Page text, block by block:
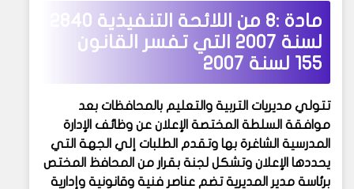
مادة :8 من
اللائحة التنفيذية 2840
لسنة 2007 التي تفسر القانون
155 لسنة 2007
تتولي مديريات التربية والتعليم بالمحافظات بعد
موافقة السلطة المختصة الإعلان عن وظائف الإدارة
المدرسية الشاغرة بها وتقدم الطلبات إلي الجهة التي
يحددها الإعلان وتشكل لجنة بقرار من المحافظ المختص
برئاسة مدير المديرية تضم عناصر فنية وقانونية وإدارية